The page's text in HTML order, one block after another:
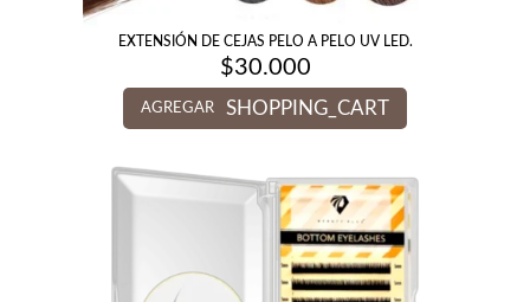
EXTENSIÓN DE CEJAS PELO A PELO UV LED.
$30.000
AGREGAR SHOPPING_CART